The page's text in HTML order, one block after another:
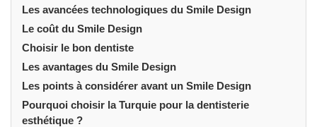
Les avancées technologiques du Smile Design
Le coût du Smile Design
Choisir le bon dentiste
Les avantages du Smile Design
Les points à considérer avant un Smile Design
Pourquoi choisir la Turquie pour la dentisterie
esthétique ?